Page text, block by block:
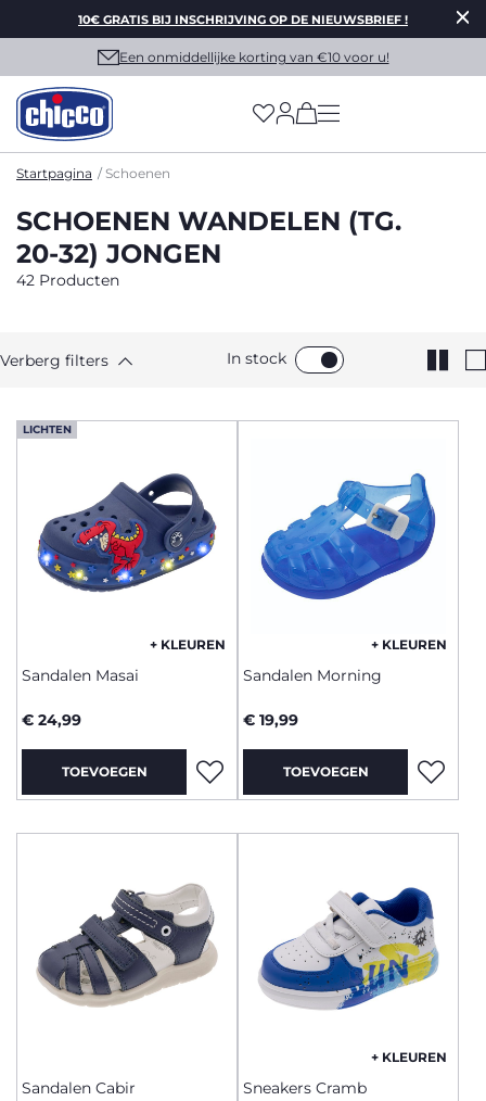
10€ GRATIS BIJ INSCHRIJVING OP DE NIEUWSBRIEF !
Een onmiddellijke korting van €10 voor u!
(has more options
Startpagina Schoenen
SCHOENEN WANDELEN (TG.
20-32) JONGEN
42 Producten
Verberg filters In stock
LICHTEN
+ KLEUREN
Sandalen Masai
€ 24,99
TOEVOEGEN
+ KLEUREN
Sandalen Morning
€ 19,99
TOEVOEGEN
Sandalen Cabir
+ KLEUREN
Sneakers Cramb